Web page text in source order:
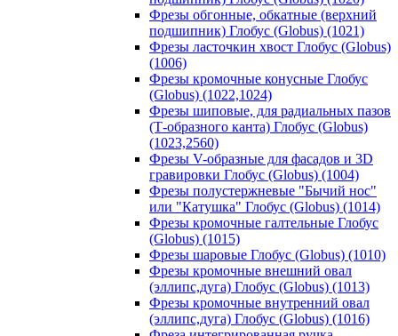
Фрезы обгонные, обкатные (верхний
подшипник) Глобус (Globus) (1021)
Фрезы ласточкин хвост Глобус (Globus)
(1006)
Фрезы кромочные конусные Глобус
(Globus) (1022,1024)
Фрезы шиповые, для радиальных пазов
(Т-образного канта) Глобус (Globus)
(1023,2560)
Фрезы V-образные для фасадов и 3D
гравировки Глобус (Globus) (1004)
Фрезы полустержневые "Бычий нос"
или "Катушка" Глобус (Globus) (1014)
Фрезы кромочные галтельные Глобус
(Globus) (1015)
Фрезы шаровые Глобус (Globus) (1010)
Фрезы кромочные внешний овал
(эллипс,дуга) Глобус (Globus) (1013)
Фрезы кромочные внутренний овал
(эллипс,дуга) Глобус (Globus) (1016)